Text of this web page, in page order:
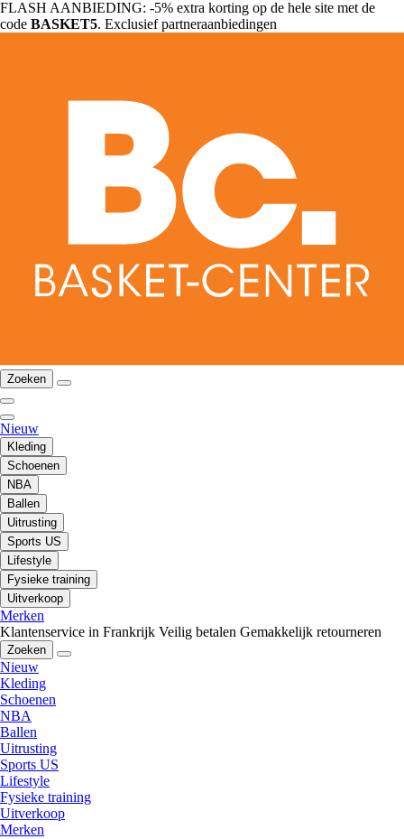
FLASH AANBIEDING: -5% extra korting op de hele site met de
code BASKET5. Exclusief partneraanbiedingen
Zoeken
Nieuw
Kleding
Schoenen
NBA
Ballen
Uitrusting
Sports US
Lifestyle
Fysieke training
Uitverkoop
Merken
Klantenservice in Frankrijk Veilig betalen Gemakkelijk retourneren
Zoeken
Nieuw
Kleding
Schoenen
NBA
Ballen
Uitrusting
Sports US
Lifestyle
Fysieke training
Uitverkoop
Merken